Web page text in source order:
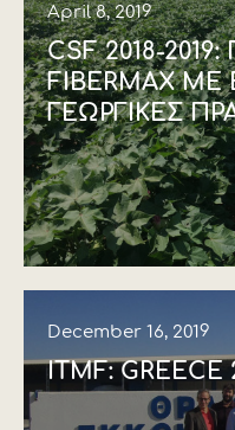
April 8, 2019
CSF 2018-
FIBERMAX ΜΕ
ΓΕΩΡΓΙΚΕΣ
December 16, 2019
ITMF: GREECE